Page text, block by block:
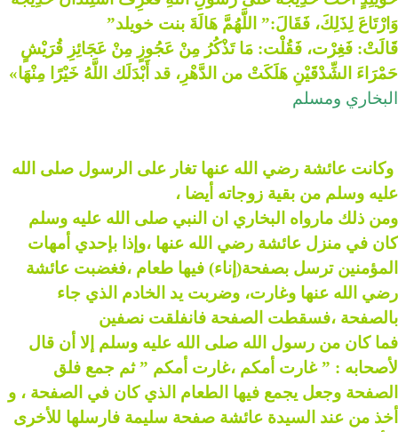
وَارْتَاعَ لِذَلِكَ، فَقَالَ:” اللَّهُمَّ هَالَةَ بنت خويلد”
قَالَتْ: فَغِرْت، فَقُلْت: مَا تَذْكُرُ مِنْ عَجُوزٍ مِنْ عَجَائِزِ قُرَيْشٍ
حَمْرَاءَ الشِّدْقَيْنِ هَلَكَتْ من الدَّهْرِ، قد أَبْدَلَك اللَّهُ خَيْرًا مِنْهَا»
البخاري ومسلم
وكانت عائشة رضي الله عنها تغار على الرسول صلى الله
عليه وسلم من بقية زوجاته أيضا ،
ومن ذلك مارواه البخاري ان النبي صلى الله عليه وسلم
كان في منزل عائشة رضي الله عنها ،وإذا بإحدي أمهات
المؤمنين ترسل بصفحة(إناء) فيها طعام ،فغضبت عائشة
رضي الله عنها وغارت، وضربت يد الخادم الذي جاء
بالصفحة ،فسقطت الصفحة فانفلقت نصفين
فما كان من رسول الله صلى الله عليه وسلم إلا أن قال
ﻷصحابه : ” غارت أمكم ،غارت أمكم ” ثم جمع فلق
الصفحة وجعل يجمع فيها الطعام الذي كان في الصفحة ، و
أخذ من عند السيدة عائشة صفحة سليمة فارسلها للأخرى